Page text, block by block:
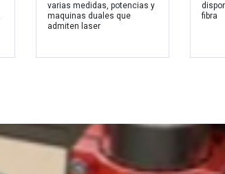
varias medidas, potencias y
maquinas duales que
admiten laser
fibra